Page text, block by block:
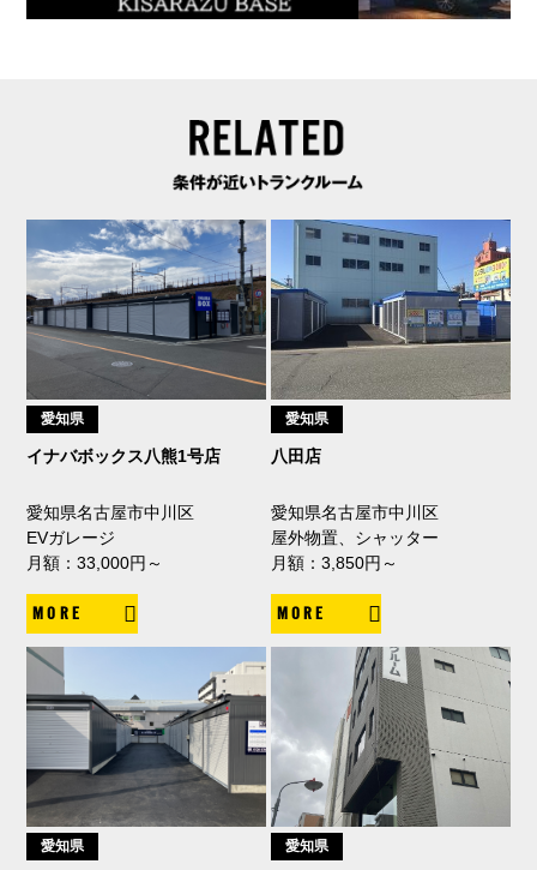
愛知県
イナバボックス八熊1号店
愛知県名古屋市中川区
EVガレージ
月額：33,000円～
MORE
愛知県
八田店
愛知県名古屋市中川区
屋外物置、シャッター
月額：3,850円～
MORE
愛知県 愛知県